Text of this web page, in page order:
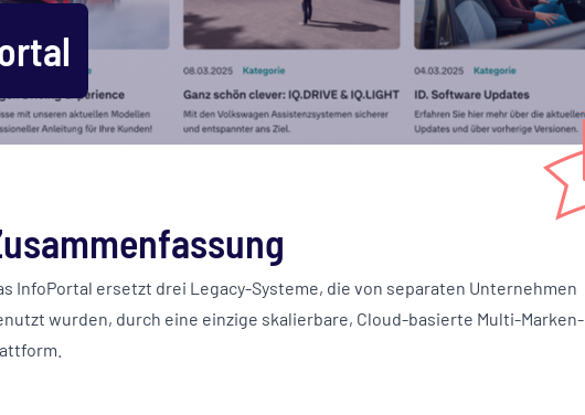
InfoPortal ersetzt drei Legacy-Systeme, die von separaten Unternehmen
wurden, durch eine einzige skalierbare, Cloud-basierte Multi-Marken-